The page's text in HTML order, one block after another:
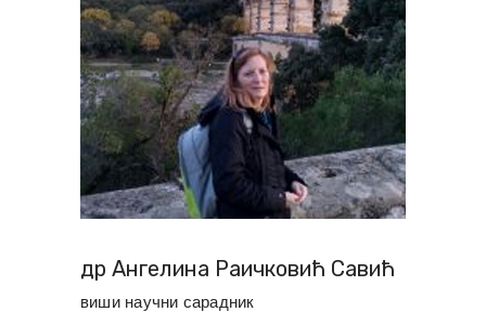
др Ангелина Раичковић Савић
виши научни сарадник